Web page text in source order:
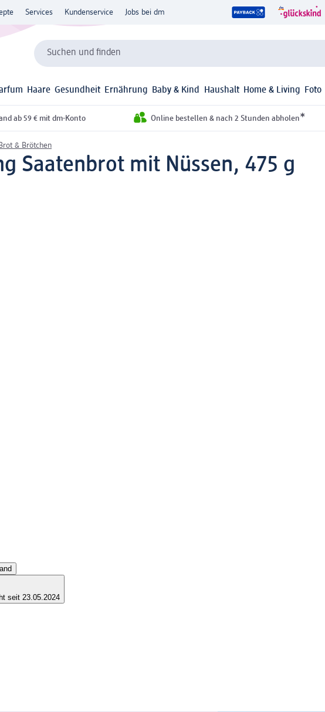
Services Kundenservice Jobs bei dm
Suchen und finden
Haare Gesundheit Ernährung Baby & Kind Haushalt Home & Living Foto
ab 59 € mit dm-Konto Online bestellen & nach 2 Stunden abholen*
Brot & Brötchen
Saatenbrot mit Nüssen, 475 g
seit 23.05.2024